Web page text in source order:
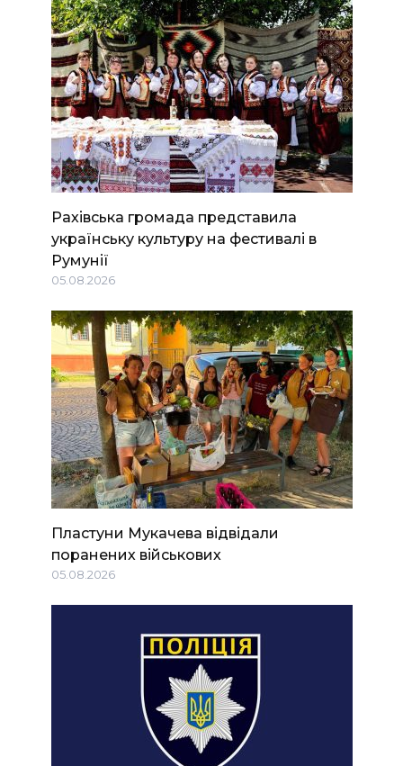
Рахівська громада представила
українську культуру на фестивалі в
Румунії
05.08.2026
Пластуни Мукачева відвідали
поранених військових
05.08.2026